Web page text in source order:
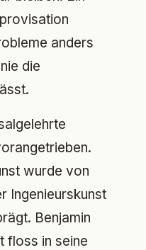
anders
die
wurde von
Ingenieurskunst
Benjamin
floss in seine